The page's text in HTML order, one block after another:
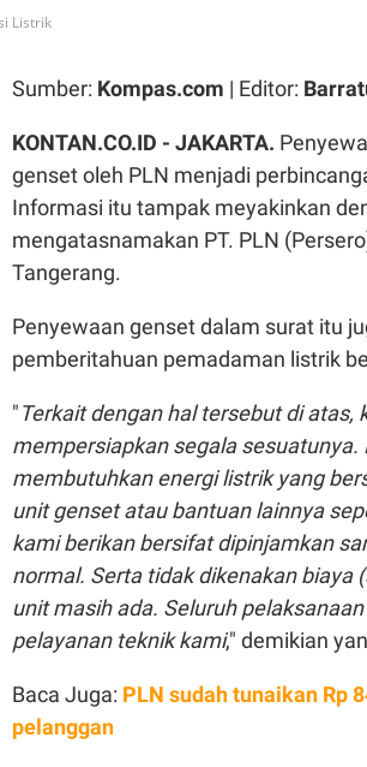
Listrik
Sumber: Kompas.com | Editor:
KONTAN.CO.ID - JAKARTA.
genset oleh PLN menjadi
Informasi itu tampak meyakinkan
mengatasnamakan PT. PLN
Tangerang.
Penyewaan genset dalam surat itu
pemberitahuan pemadaman listrik
"Terkait dengan hal tersebut di atas,
mempersiapkan segala
membutuhkan energi listrik yang
unit genset atau bantuan lainnya
kami berikan bersifat dipinjamkan
normal. Serta tidak dikenakan biaya
unit masih ada. Seluruh
pelayanan teknik kami," demikian
Baca Juga: PLN sudah tunaikan Rp
pelanggan